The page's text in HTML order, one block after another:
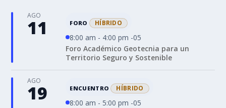
AGO
11 FORO HÍBRIDO
8:00 am - 4:00 pm -05
Foro Académico Geotecnia para un
Territorio Seguro y Sostenible
AGO
19 ENCUENTRO HÍBRIDO
8:00 am - 5:00 pm -05